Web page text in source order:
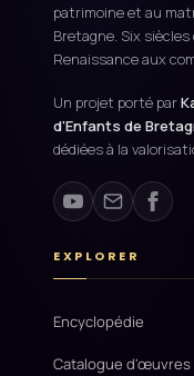
patrimoine et au
Bretagne. Six
Renaissance aux
Un projet porté par
d'Enfants de
dédiées à la
EXPLORER
Encyclopédie
Catalogue d'œuvres